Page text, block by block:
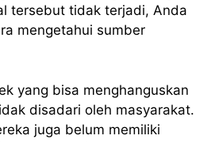
tersebut tidak terjadi, Anda
mengetahui sumber
yang bisa menghanguskan
disadari oleh masyarakat.
juga belum memiliki